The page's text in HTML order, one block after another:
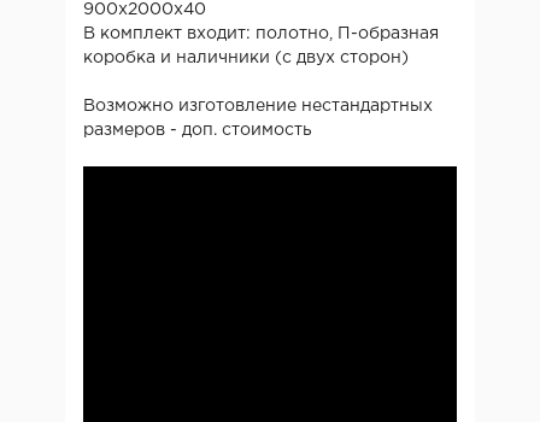
900x2000х40
В комплект входит: полотно, П-образная
коробка и наличники (с двух сторон)
Возможно изготовление нестандартных
размеров - доп. стоимость